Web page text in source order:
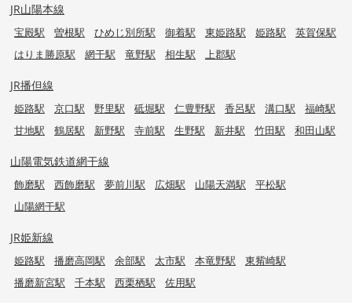
JR山陽本線
宝殿駅 曽根駅 ひめじ別所駅 御着駅 東姫路駅 姫路駅
英賀保駅
はりま勝原駅
網干駅 竜野駅 相生駅 上郡駅
JR播但線
姫路駅 京口駅 野里駅 砥堀駅 仁豊野駅 香呂駅 溝口駅
福崎駅
甘地駅
鶴居駅 新野駅 寺前駅 生野駅 新井駅 竹田駅 和田山駅
山陽電気鉄道網干線
飾磨駅 西飾磨駅 夢前川駅 広畑駅 山陽天満駅
平松駅
山陽網干駅
JR姫新線
姫路駅 播磨高岡駅 余部駅 太市駅 本竜野駅
東觜崎駅
播磨新宮駅
千本駅 西栗栖駅 佐用駅